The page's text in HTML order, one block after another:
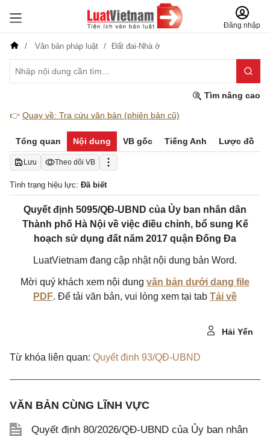
Đăng nhập
Văn bản pháp luật Đất đai-Nhà ở
Tìm nâng cao
👉 Quay về: Tra cứu văn bản (phiên bản cũ)
Tổng quan Nội dung VB gốc Tiếng Anh Lược đồ
Lưu Theo dõi VB
Tình trạng hiệu lực: Đã biết
Quyết định 5095/QĐ-UBND của Ủy ban nhân dân
Thành phố Hà Nội về việc điều chỉnh, bổ sung Kế
hoạch sử dụng đất năm 2017 quận Đống Đa
LuatVietnam đang cập nhật nội dung bản Word.
Mời quý khách xem nội dung văn bản dưới dạng file
PDF. Để tải văn bản, vui lòng xem tại tab Tải về
Hải Yến
Từ khóa liên quan: Quyết định 93/QĐ-UBND
VĂN BẢN CÙNG LĨNH VỰC
Quyết định 80/2026/QĐ-UBND của Ủy ban nhân